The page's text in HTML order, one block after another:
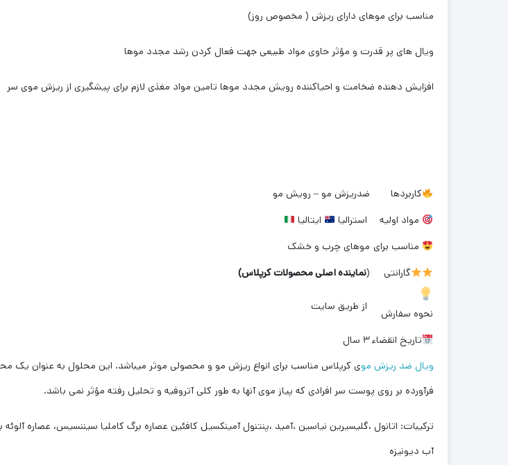
مناسب برای موهای دارای ریزش ( مخصوص روز)
ویال های پر قدرت و مؤثر حاوی مواد طبیعی جهت فعال کردن رشد مجدد موها
افزایش دهنده ضخامت و احیاکننده رویش مجدد موها تامین مواد مغذی لازم برای پیشگیری از ریزش موی سر
کاربردها
ضدریزش مو – رویش مو
مواد اولیه
استرالیا
ایتالیا
مناسب برای موهای چرب و خشک
گارانتی
(نماینده اصلی محصولات کرپلاس)
نحوه سفارش
از طریق سایت
تاریخ انقضاء۳ سال
ویال ضد ریزش موی کرپلاس مناسب برای انواع ریزش مو و محصولی موثر میباشد. این محلول به عنوان یک
فرآورده بر روی پوست سر افرادی که پیاز موی آنها به طور کلی آتروفیه و تحلیل رفته مؤثر نمی باشد.
تركيبات: اتانول ،گلیسیرین نیاسین ،آمید ،پنتنول آمینکسیل کافئین عصاره برگ کاملیا سیننسیس، عصاره
آب دیونیزه